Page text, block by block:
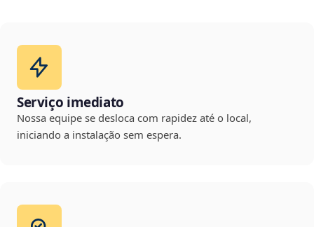
Serviço imediato
Nossa equipe se desloca com rapidez até o local,
iniciando a instalação sem espera.